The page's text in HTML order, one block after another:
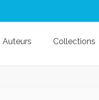
Auteurs Collections